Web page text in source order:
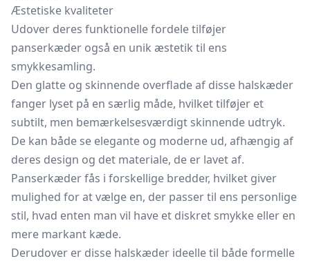
Æstetiske kvaliteter
Udover deres funktionelle fordele tilføjer
panserkæder også en unik æstetik til ens
smykkesamling.
Den glatte og skinnende overflade af disse halskæder
fanger lyset på en særlig måde, hvilket tilføjer et
subtilt, men bemærkelsesværdigt skinnende udtryk.
De kan både se elegante og moderne ud, afhængig af
deres design og det materiale, de er lavet af.
Panserkæder fås i forskellige bredder, hvilket giver
mulighed for at vælge en, der passer til ens personlige
stil, hvad enten man vil have et diskret smykke eller en
mere markant kæde.
Derudover er disse halskæder ideelle til både formelle